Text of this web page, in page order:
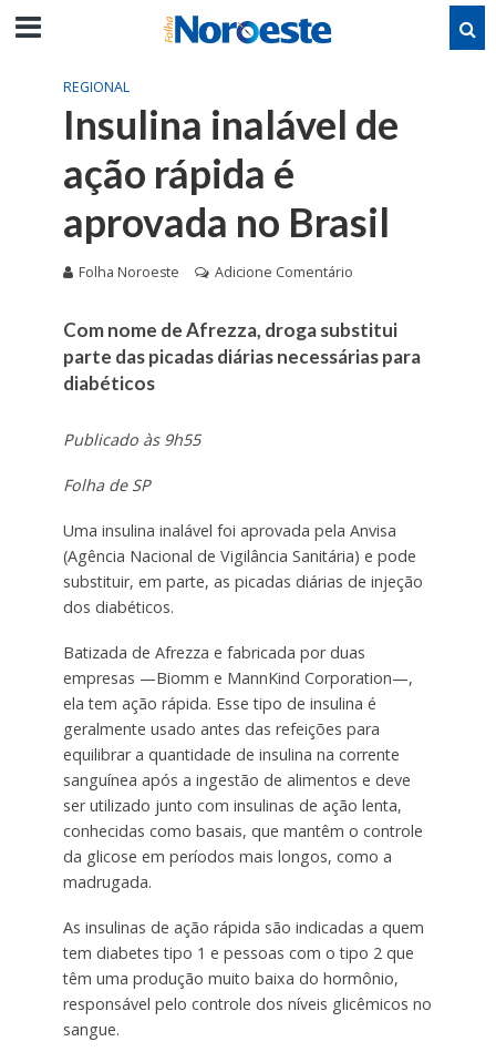
REGIONAL
Insulina inalável de
ação rápida é
aprovada no Brasil
Folha Noroeste Adicione Comentário
Com nome de Afrezza, droga substitui
parte das picadas diárias necessárias para
diabéticos
Publicado às 9h55
Folha de SP
Uma insulina inalável foi aprovada pela Anvisa
(Agência Nacional de Vigilância Sanitária) e pode
substituir, em parte, as picadas diárias de injeção
dos diabéticos.
Batizada de Afrezza e fabricada por duas
empresas —Biomm e MannKind Corporation—,
ela tem ação rápida. Esse tipo de insulina é
geralmente usado antes das refeições para
equilibrar a quantidade de insulina na corrente
sanguínea após a ingestão de alimentos e deve
ser utilizado junto com insulinas de ação lenta,
conhecidas como basais, que mantêm o controle
da glicose em períodos mais longos, como a
madrugada.
As insulinas de ação rápida são indicadas a quem
tem diabetes tipo 1 e pessoas com o tipo 2 que
têm uma produção muito baixa do hormônio,
responsável pelo controle dos níveis glicêmicos no
sangue.